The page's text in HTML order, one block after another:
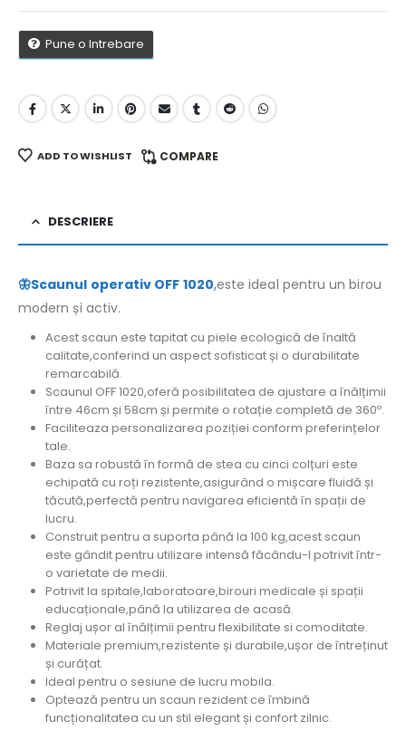
Pune o Intrebare
ADD TO WISHLIST COMPARE
DESCRIERE
🦋Scaunul operativ OFF 1020,este ideal pentru un birou
modern și activ.
Acest scaun este tapitat cu piele ecologică de înaltă
calitate,conferind un aspect sofisticat și o durabilitate
remarcabilă.
Scaunul OFF 1020,oferă posibilitatea de ajustare a înălțimii
între 46cm și 58cm și permite o rotație completă de 360º.
Faciliteaza personalizarea poziției conform preferințelor
tale.
Baza sa robustă în formă de stea cu cinci colțuri este
echipată cu roți rezistente,asigurând o mișcare fluidă și
tăcută,perfectă pentru navigarea eficientă în spații de
lucru.
Construit pentru a suporta până la 100 kg,acest scaun
este gândit pentru utilizare intensă făcându-l potrivit într-
o varietate de medii.
Potrivit la spitale,laboratoare,birouri medicale și spații
educaționale,până la utilizarea de acasă.
Reglaj ușor al înălțimii pentru flexibilitate si comoditate.
Materiale premium,rezistente și durabile,ușor de întreținut
și curățat.
Ideal pentru o sesiune de lucru mobila.
Optează pentru un scaun rezident ce îmbină
funcționalitatea cu un stil elegant și confort zilnic.